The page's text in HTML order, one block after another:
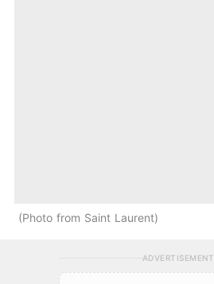
Photo from Saint Laurent
ADVERTISEMENT